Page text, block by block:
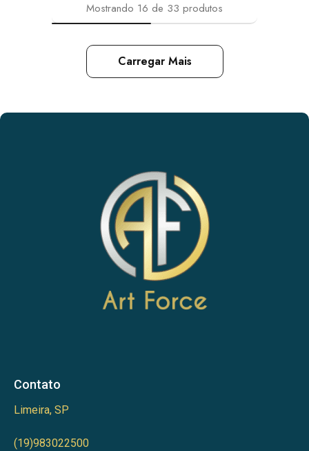
Mostrando 16 de 33 produtos
Carregar Mais
Contato
Limeira, SP
(19)983022500